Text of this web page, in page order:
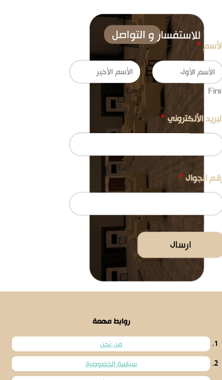
*
Last
الألكتروني*
الجوال*
ارسال
روابط مهمة
من نحن
سياسة الخصوصية